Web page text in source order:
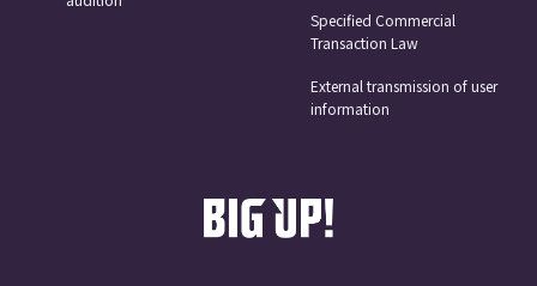
Specified Commercial
Transaction Law
External transmission of user
information